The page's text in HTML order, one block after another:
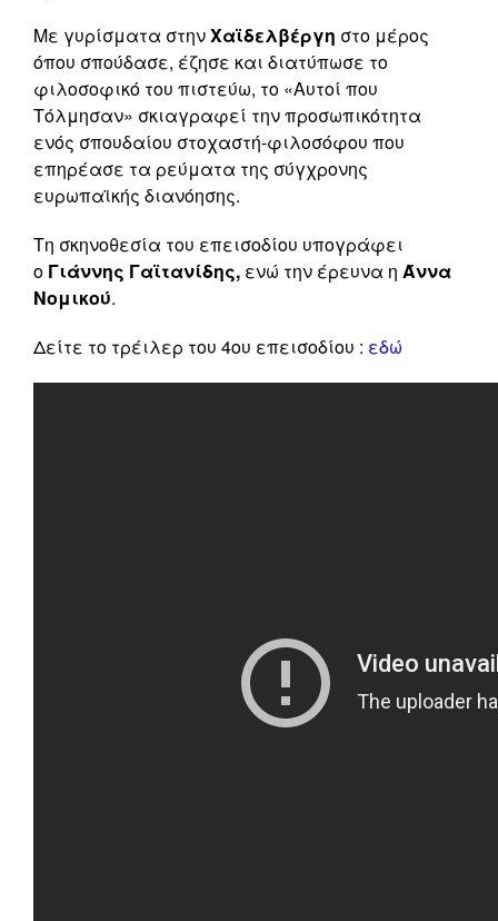
Με γυρίσματα στηνΧαϊδελβέργη στο μέρος
όπου σπούδασε, έζησε και διατύπωσε το
φιλοσοφικό του πιστεύω, το «Αυτοί που
Τόλμησαν» σκιαγραφεί την προσωπικότητα
ενός σπουδαίου στοχαστή-φιλοσόφου που
επηρέασε τα ρεύματα της σύγχρονης
ευρωπαϊκής διανόησης.
Τη σκηνοθεσία του επεισοδίου υπογράφει
ο Γιάννης Γαϊτανίδης, ενώ την έρευνα η Άννα
Νομικού.
Δείτε το τρέιλερ του 4ου επεισοδίου : εδώ